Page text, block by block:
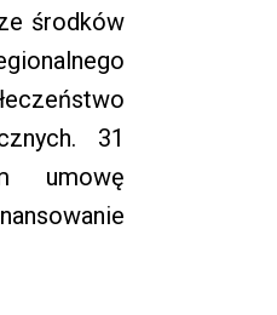
środków
31
umowę